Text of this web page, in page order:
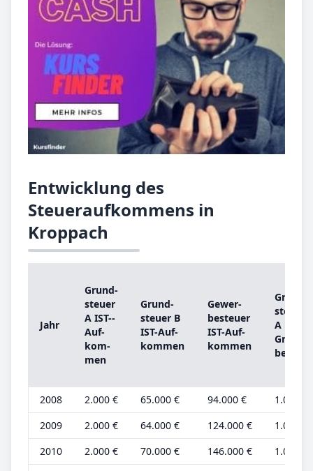
Entwicklung des
Steueraufkommens in
Kroppach
Jahr
Grund­
steu­er
A IST-­
Auf­
kom­
men
Grund­
steu­er B
IST-­Auf­
kom­men
Ge­wer­
be­steu­er
IST-­Auf­
kom­men
Grund­
steu­er
A
Grund­
be­trag
2008 2.000 € 65.000 € 94.000 €
1.000 €
2009
2.000 € 64.000 € 124.000 €
1.000 €
2010
2.000 € 70.000 € 146.000 €
1.000 €